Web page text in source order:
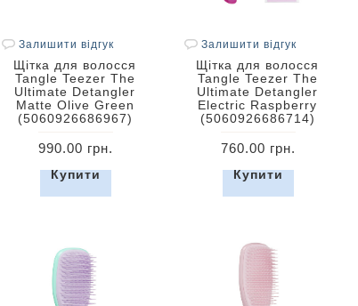
Залишити відгук
Щітка для волосся
Tangle Teezer The
Ultimate Detangler
Matte Olive Green
(5060926686967)
990.00 грн.
Купити
Залишити відгук
Щітка для волосся
Tangle Teezer The
Ultimate Detangler
Electric Raspberry
(5060926686714)
760.00 грн.
Купити